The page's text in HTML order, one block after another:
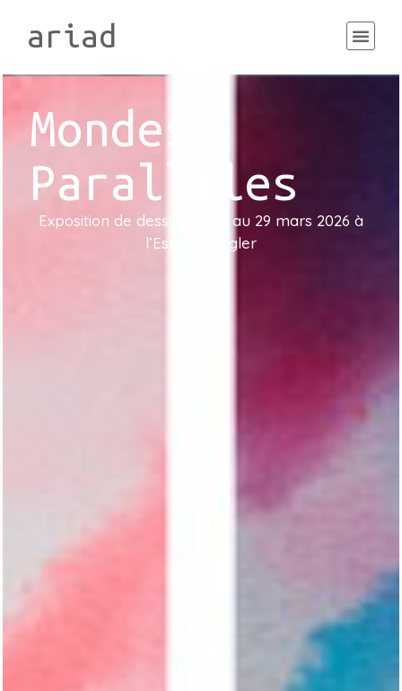
ariad
Mondes
Parallèles
Exposition de dessins du 17 au 29 mars 2026 à
l’Espace Kugler